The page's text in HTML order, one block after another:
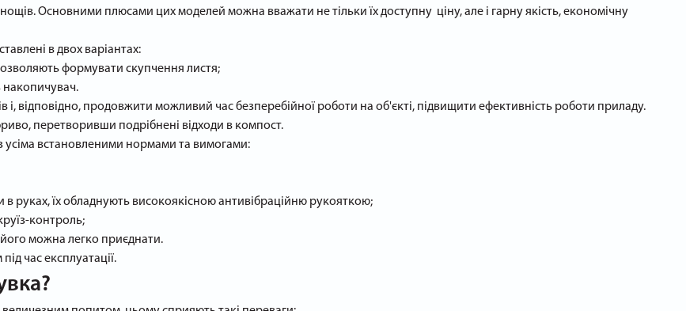
Основними плюсами цих моделей можна вважати не тільки їх доступну ціну, але і гарну якість, економічну
в двох варіантах:
формувати скупчення листя;
накопичувач.
і, відповідно, продовжити можливий час безперебійної роботи на об'єкті, підвищити ефективність роботи приладу.
перетворивши подрібнені відходи в компост.
з усіма встановленими нормами та вимогами:
руках, їх обладнують високоякісною антивібраційню рукояткою;
контроль;
можна легко приєднати.
час експлуатації.